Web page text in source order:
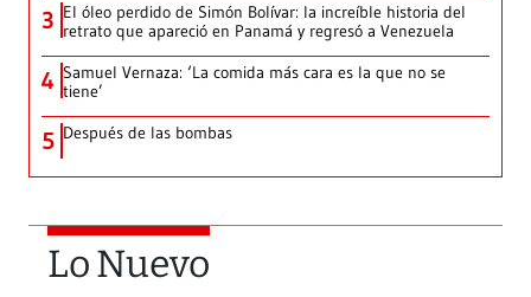
3 El óleo perdido de Simón Bolívar: la increíble historia del
retrato que apareció en Panamá y regresó a Venezuela
4 Samuel Vernaza: ‘La comida más cara es la que no se
tiene’
5 Después de las bombas
Lo Nuevo